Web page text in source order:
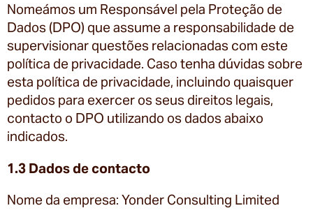
Nomeámos um Responsável pela Proteção de
Dados (DPO) que assume a responsabilidade de
supervisionar questões relacionadas com este
política de privacidade. Caso tenha dúvidas sobre
esta política de privacidade, incluindo quaisquer
pedidos para exercer os seus direitos legais,
contacto o DPO utilizando os dados abaixo
indicados.
1.3 Dados de contacto
Nome da empresa: Yonder Consulting Limited